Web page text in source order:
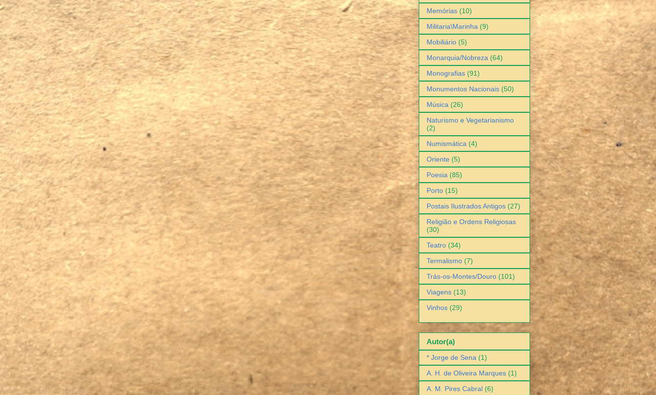
Memórias (10)
Militaria\Marinha (9)
Mobiliário (5)
Monarquia/Nobreza (64)
Monografias (91)
Monumentos Nacionais (50)
Música (26)
Naturismo e Vegetarianismo
(2)
Numismática (4)
Oriente (5)
Poesia (85)
Porto (15)
Postais Ilustrados Antigos (27)
Religião e Ordens Religiosas
(30)
Teatro (34)
Termalismo (7)
Trás-os-Montes/Douro (101)
Viagens (13)
Vinhos (29)
Autor(a)
* Jorge de Sena (1)
A. H. de Oliveira Marques (1)
A. M. Pires Cabral (6)